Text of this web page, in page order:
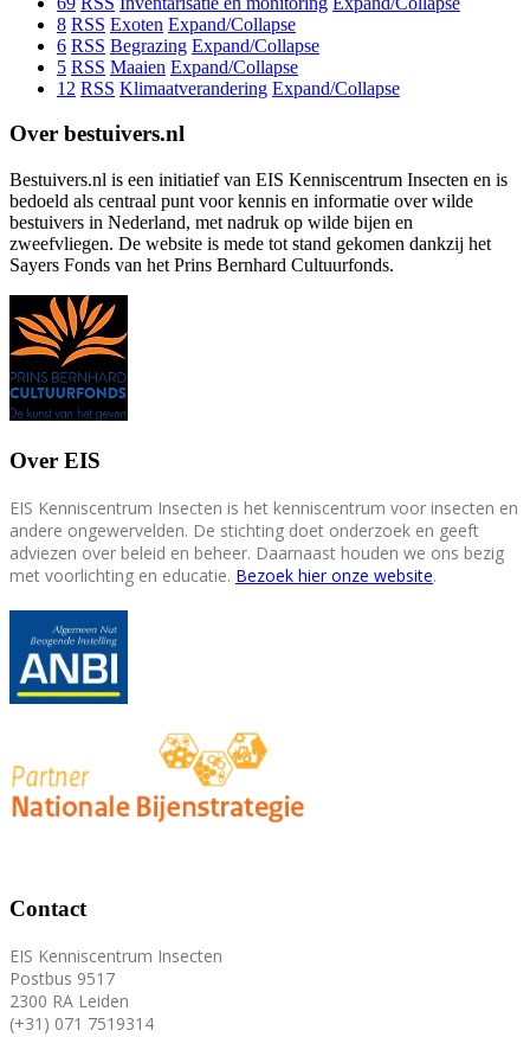
8 RSS Exoten Expand/Collapse
6 RSS Begrazing Expand/Collapse
5 RSS Maaien Expand/Collapse
12 RSS Klimaatverandering Expand/Collapse
Over bestuivers.nl
Bestuivers.nl is een initiatief van EIS Kenniscentrum Insecten en is
bedoeld als centraal punt voor kennis en informatie over wilde
bestuivers in Nederland, met nadruk op wilde bijen en
zweefvliegen. De website is mede tot stand gekomen dankzij het
Sayers Fonds van het Prins Bernhard Cultuurfonds.
Over EIS
EIS Kenniscentrum Insecten is het kenniscentrum voor insecten en
andere ongewervelden. De stichting doet onderzoek en geeft
adviezen over beleid en beheer. Daarnaast houden we ons bezig
met voorlichting en educatie. Bezoek hier onze website.
Contact
EIS Kenniscentrum Insecten
Postbus 9517
2300 RA Leiden
(+31) 071 7519314